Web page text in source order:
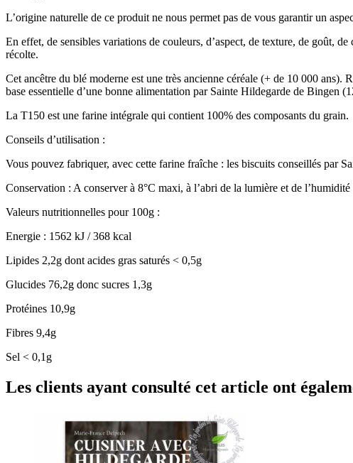
L’origine naturelle de ce produit ne nous permet pas de vous garantir un
En effet, de sensibles variations de couleurs, d’aspect, de texture, de goût,
récolte.
Cet ancêtre du blé moderne est une très ancienne céréale (+ de 10 000 ans).
base essentielle d’une bonne alimentation par Sainte Hildegarde de Bingen
La T150 est une farine intégrale qui contient 100% des composants du grain.
Conseils d’utilisation :
Vous pouvez fabriquer, avec cette farine fraîche : les biscuits conseillés par
Conservation : A conserver à 8°C maxi, à l’abri de la lumière et de l’humidité
Valeurs nutritionnelles pour 100g :
Energie : 1562 kJ / 368 kcal
Lipides 2,2g dont acides gras saturés < 0,5g
Glucides 76,2g donc sucres 1,3g
Protéines 10,9g
Fibres 9,4g
Sel < 0,1g
Les clients ayant consulté cet article ont